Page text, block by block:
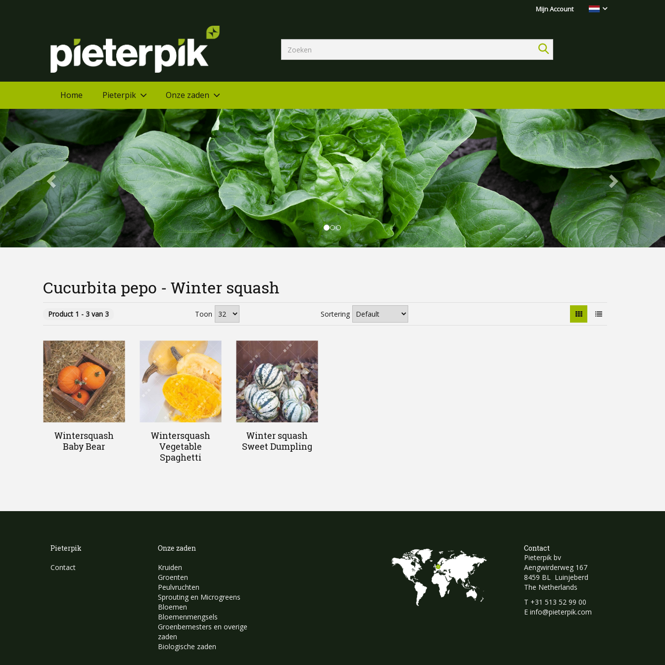
Mijn Account
Home Pieterpik Onze zaden
Cucurbita pepo - Winter squash
Product 1 - 3 van 3 Toon Sortering
Wintersquash
Baby Bear
Wintersquash
Vegetable
Spaghetti
Winter squash
Sweet Dumpling
Pieterpik
Contact
Onze zaden
Kruiden
Groenten
Peulvruchten
Sprouting en Microgreens
Bloemen
Bloemenmengsels
Groenbemesters en overige
zaden
Biologische zaden
Contact
Pieterpik bv
Aengwirderweg 167
8459 BL Luinjeberd
The Netherlands
T +31 513 52 99 00
E info@pieterpik.com